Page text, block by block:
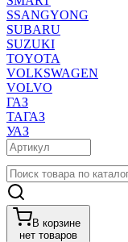
SSANGYONG
SUBARU
SUZUKI
TOYOTA
VOLKSWAGEN
VOLVO
ГАЗ
ТАГАЗ
УАЗ
В корзине
нет товаров